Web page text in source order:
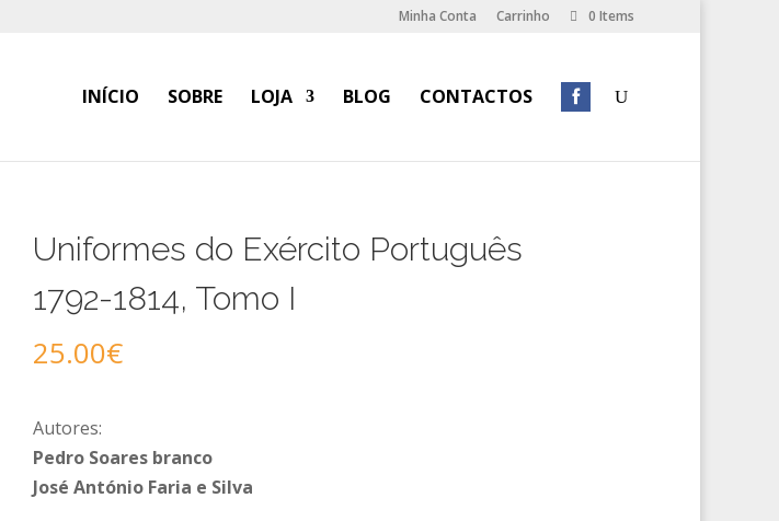
Minha Conta Carrinho 0 Items
INÍCIO SOBRE LOJA BLOG CONTACTOS
Uniformes do Exército Português
1792-1814, Tomo I
25.00€
Autores:
Pedro Soares branco
José António Faria e Silva